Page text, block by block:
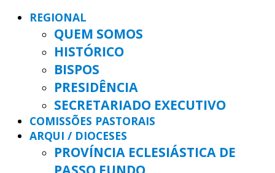
REGIONAL
QUEM SOMOS
HISTÓRICO
BISPOS
PRESIDÊNCIA
SECRETARIADO EXECUTIVO
COMISSÕES PASTORAIS
ARQUI / DIOCESES
PROVÍNCIA ECLESIÁSTICA DE